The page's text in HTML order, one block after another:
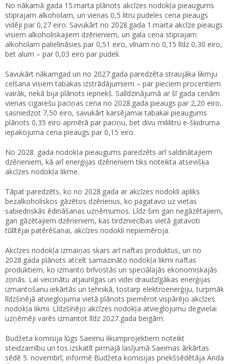
No nākamā gada 15.marta plānots akcīzes nodokļa pieaugums
stiprajam alkoholam, un vienas 0,5 litru pudeles cena pieaugs
vidēji par 0,27 eiro. Savukārt no 2028.gada 1.marta akcīze pieaugs
visiem alkoholiskajiem dzērieniem, un gala cena stiprajam
alkoholam palielināsies par 0,51 eiro, vīnam no 0,15 līdz 0,30 eiro,
bet alum – par 0,03 eiro par pudeli.
Savukārt nākamgad un no 2027.gada paredzēta straujāka likmju
celšana visiem tabakas izstrādājumiem – par pieciem procentiem
vairāk, nekā bija plānots iepriekš. Salīdzinājumā ar šī gada cenām
vienas cigarešu paciņas cena no 2028.gada pieaugs par 2,20 eiro,
sasniedzot 7,50 eiro, savukārt karsējamai tabakai pieaugums
plānots 0,35 eiro apmērā par paciņu, bet divu mililitru e-šķidruma
iepakojuma cena pieaugs par 0,15 eiro.
No 2028. gada nodokļa pieaugums paredzēts arī saldinātajiem
dzērieniem, kā arī enerģijas dzērieniem tiks noteikta atsevišķa
akcīzes nodokļa likme.
Tāpat paredzēts, ko no 2028.gada ar akcīzes nodokli apliks
bezalkoholiskos gāzētos dzērienus, ko pagatavo uz vietas
sabiedriskās ēdināšanas uzņēmumos. Līdz šim gan negāzētajiem,
gan gāzētajiem dzērieniem, kas tirdzniecības vietā gatavoti
tūlītējai patērēšanai, akcīzes nodokli nepiemēroja.
Akcīzes nodokļa izmaiņas skars arī naftas produktus, un no
2028.gada plānots atcelt samazināto nodokļa likmi naftas
produktiem, ko izmanto brīvostās un speciālajās ekonomiskajās
zonās. Lai veicinātu atjaunīgas un videi draudzīgākas enerģijas
izmantošanu iekārtās un tehnikā, tostarp elektroenerģiju, turpmāk
līdzšinējā atvieglojuma vietā plānots piemērot vispārējo akcīzes
nodokļa likmi. Līdzšinējo akcīzes nodokļa atvieglojumu degvielai
uzņēmēji varēs izmantot līdz 2027.gada beigām.
Budžeta komisija lūgs Saeimu likumprojektiem noteikt
steidzamību un tos izskatīt pirmajā lasījumā Saeimas ārkārtas
sēdē 5. novembrī, informē Budžeta komisijas priekšsēdētāja Anda